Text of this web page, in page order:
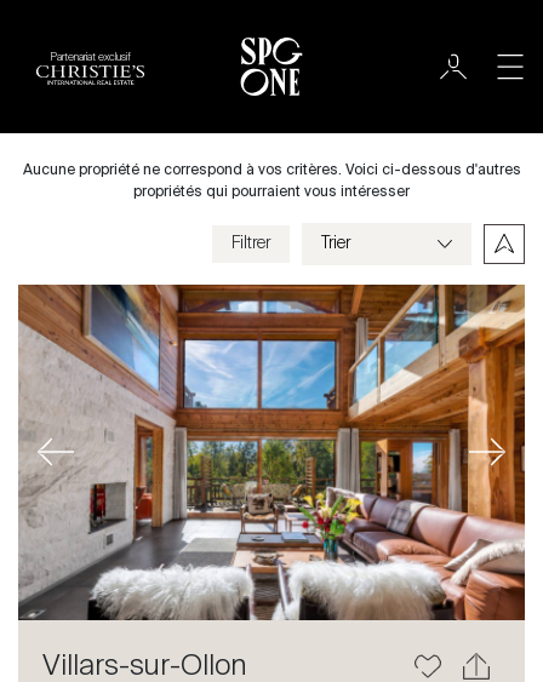
Partenariat exclusif
Villa
Chambres
Critères
Enregistrer mes critères
Aucune propriété ne correspond à vos critères. Voici ci-dessous d'autres
propriétés qui pourraient vous intéresser
Filtrer
Previous Next
Villars-sur-Ollon